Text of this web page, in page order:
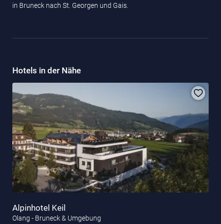
in Bruneck nach St. Georgen und Gais.
Hotels in der Nähe
Alpinhotel Keil
Olang - Bruneck & Umgebung